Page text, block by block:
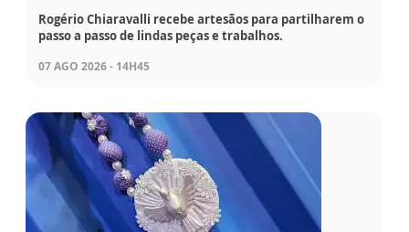
Rogério Chiaravalli recebe artesãos para partilharem o
passo a passo de lindas peças e trabalhos.
07 AGO 2026 - 14H45